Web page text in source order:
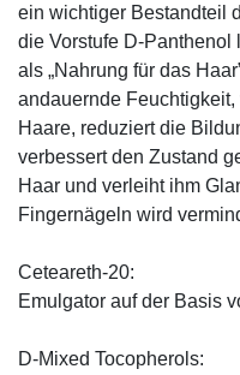
ein wichtiger Bestandteil
die Vorstufe D-
als „Nahrung für das
andauernde
Haare, reduziert die
verbessert den Zustand
Haar und verleiht ihm
Fingernägeln wird
Ceteareth-20:
Emulgator auf der Basis
D-Mixed Tocopherols: